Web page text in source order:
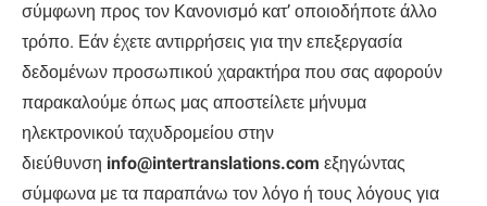
σύμφωνη προς τον Κανονισμό κατ’ οποιοδήποτε άλλο
τρόπο. Εάν έχετε αντιρρήσεις για την επεξεργασία
δεδομένων προσωπικού χαρακτήρα που σας αφορούν
παρακαλούμε όπως μας αποστείλετε μήνυμα
ηλεκτρονικού ταχυδρομείου στην
διεύθυνση info@intertranslations.com εξηγώντας
σύμφωνα με τα παραπάνω τον λόγο ή τους λόγους για